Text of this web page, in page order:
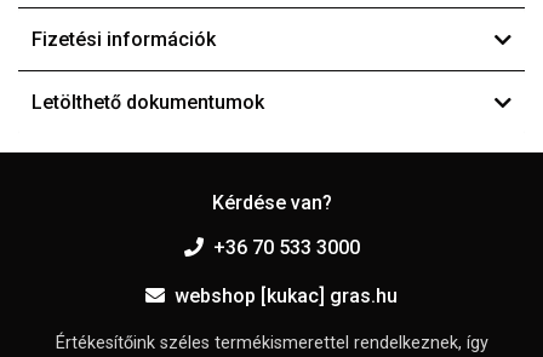
Fizetési információk
Letölthető dokumentumok
Kérdése van?
+36 70 533 3000
webshop [kukac] gras.hu
Értékesítőink széles termékismerettel rendelkeznek, így